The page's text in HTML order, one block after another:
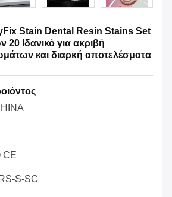
Stain Dental Resin Stains Set
20 Ιδανικό για ακριβή
και διαρκή αποτελέσματα
CE
S-SC